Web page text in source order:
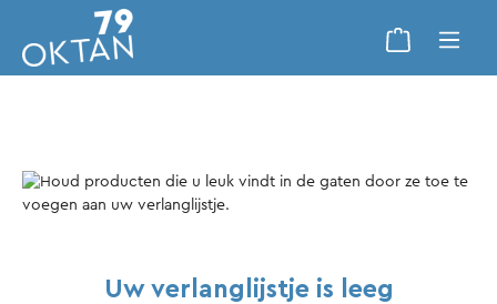
Uw verlanglijstje is leeg